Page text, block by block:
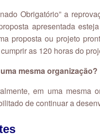
Obrigatório” a
apresentada
proposta ou projeto
as 120 horas do
mesma organização?
em uma
de continuar a